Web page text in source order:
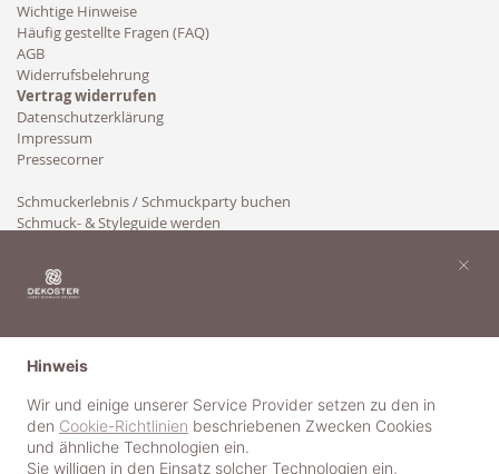
Wichtige Hinweise
Häufig gestellte Fragen (FAQ)
AGB
Widerrufsbelehrung
Vertrag widerrufen
Datenschutzerklärung
Impressum
Pressecorner
Schmuckerlebnis / Schmuckparty buchen
Schmuck- & Styleguide werden
Hinweis
Wir und einige unserer Service Provider setzen zu den in
den Cookie-Richtlinien beschriebenen Zwecken Cookies
und ähnliche Technologien ein.
Sie willigen in den Einsatz solcher Technologien ein,
×